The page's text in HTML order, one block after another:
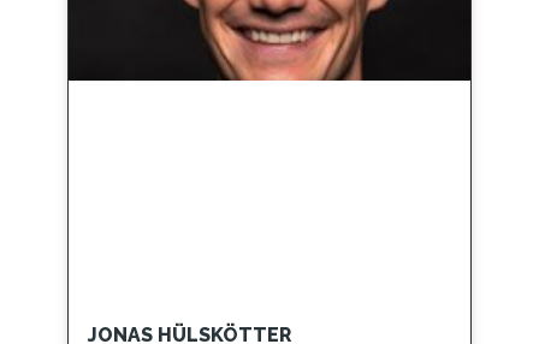
JONAS HÜLSKÖTTER